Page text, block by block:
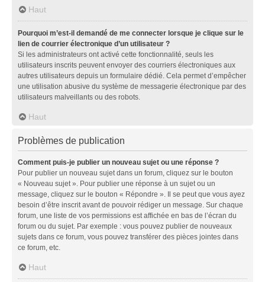
Haut
Pourquoi m’est-il demandé de me connecter lorsque je clique sur le
lien de courrier électronique d’un utilisateur ?
Si les administrateurs ont activé cette fonctionnalité, seuls les
utilisateurs inscrits peuvent envoyer des courriers électroniques aux
autres utilisateurs depuis un formulaire dédié. Cela permet d’empêcher
une utilisation abusive du système de messagerie électronique par des
utilisateurs malveillants ou des robots.
Haut
Problèmes de publication
Comment puis-je publier un nouveau sujet ou une réponse ?
Pour publier un nouveau sujet dans un forum, cliquez sur le bouton
« Nouveau sujet ». Pour publier une réponse à un sujet ou un
message, cliquez sur le bouton « Répondre ». Il se peut que vous ayez
besoin d’être inscrit avant de pouvoir rédiger un message. Sur chaque
forum, une liste de vos permissions est affichée en bas de l’écran du
forum ou du sujet. Par exemple : vous pouvez publier de nouveaux
sujets dans ce forum, vous pouvez transférer des pièces jointes dans
ce forum, etc.
Haut